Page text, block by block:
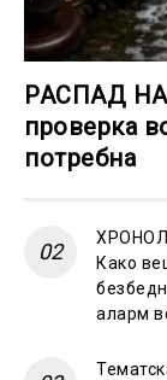
РАСПАД
проверка
потребна
Како
аларм